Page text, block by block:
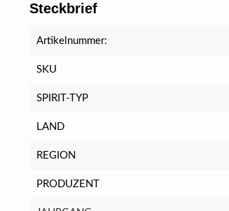
Steckbrief
Artikelnummer:
SKU
SPIRIT-TYP
LAND
REGION
PRODUZENT